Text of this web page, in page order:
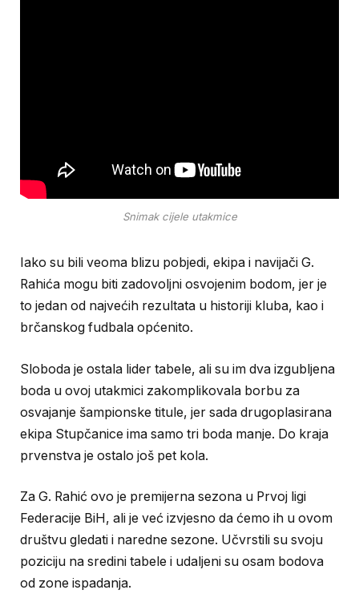
Snimak cijele utakmice
Iako su bili veoma blizu pobjedi, ekipa i navijači G.
Rahića mogu biti zadovoljni osvojenim bodom, jer je
to jedan od najvećih rezultata u historiji kluba, kao i
brčanskog fudbala općenito.
Sloboda je ostala lider tabele, ali su im dva izgubljena
boda u ovoj utakmici zakomplikovala borbu za
osvajanje šampionske titule, jer sada drugoplasirana
ekipa Stupčanice ima samo tri boda manje. Do kraja
prvenstva je ostalo još pet kola.
Za G. Rahić ovo je premijerna sezona u Prvoj ligi
Federacije BiH, ali je već izvjesno da ćemo ih u ovom
društvu gledati i naredne sezone. Učvrstili su svoju
poziciju na sredini tabele i udaljeni su osam bodova
od zone ispadanja.